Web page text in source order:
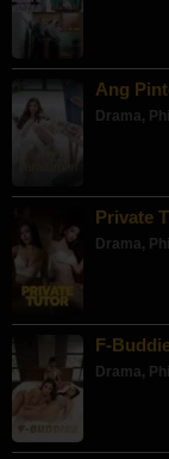
Ang
Drama,
Private
Drama,
F-
Drama,